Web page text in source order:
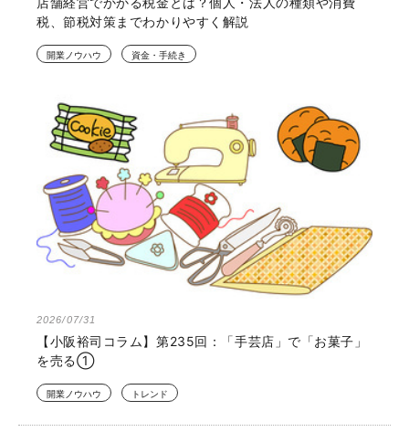
税、節税対策までわかりやすく解説
開業ノウハウ 資金・手続き
2026/07/31
【小阪裕司コラム】第235回：「手芸店」で「お菓子」
を売る①
開業ノウハウ トレンド